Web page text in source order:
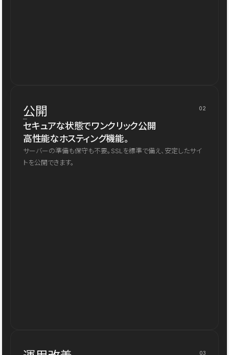
公開 02
セキュアな状態でワンクリック公開
高性能なホスティング機能。
サーバーの準備も保守も不要。SSLを標準で備え、安定したサイ
トを公開できます。
03